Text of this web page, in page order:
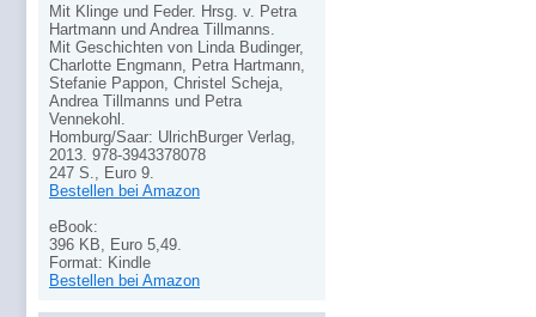
Mit Klinge und Feder. Hrsg. v. Petra
Hartmann und Andrea Tillmanns.
Mit Geschichten von Linda Budinger,
Charlotte Engmann, Petra Hartmann,
Stefanie Pappon, Christel Scheja,
Andrea Tillmanns und Petra
Vennekohl.
Homburg/Saar: UlrichBurger Verlag,
2013. 978-3943378078
247 S., Euro 9.
Bestellen bei Amazon
eBook:
396 KB, Euro 5,49.
Format: Kindle
Bestellen bei Amazon